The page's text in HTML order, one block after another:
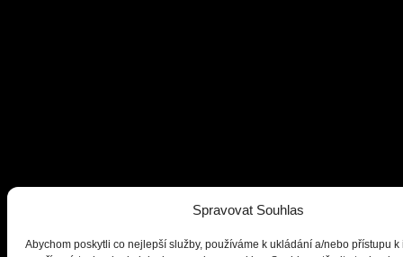
Spravovat Souhlas
Abychom poskytli co nejlepší služby, používáme k ukládání a/nebo přístupu k